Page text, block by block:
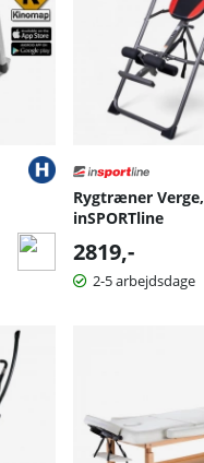
Rygtræner Verge,
inSPORTline
2819,-
2-5 arbejdsdage